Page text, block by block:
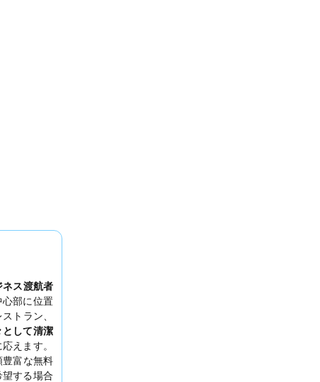
ネス渡航者
部に位置
トラン、
として清潔
えます。
豊富な無料
する場合